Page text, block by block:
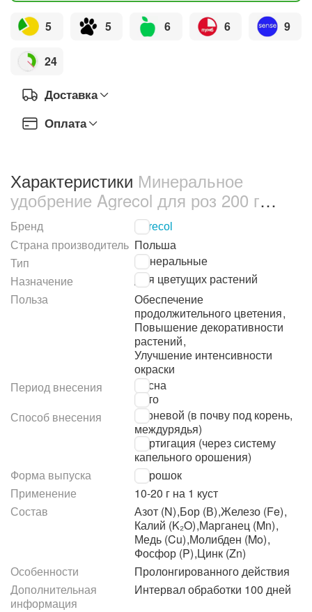
5 5 6 6 9
24
Доставка
Оплата
Характеристики Минеральное
удобрение Agrecol для роз 200 г
(30103)
Бренд Agrecol
Страна производитель Польша
Тип
Минеральные
Назначение
Для цветущих растений
Польза
Обеспечение
продолжительного цветения,
Повышение декоративности
растений,
Улучшение интенсивности
окраски
Период внесения
Весна
Лето
Способ внесения
Корневой (в почву под корень,
междурядья)
Фертигация (через систему
капельного орошения)
Форма выпуска
Порошок
Применение
10-20 г на 1 куст
Состав
Азот (N),Бор (В),Железо (Fe),
Калий (K₂O),Марганец (Mn),
Медь (Cu),Молибден (Mo),
Фосфор (P),Цинк (Zn)
Особенности
Пролонгированного действия
Дополнительная
информация
Интервал обработки 100 дней